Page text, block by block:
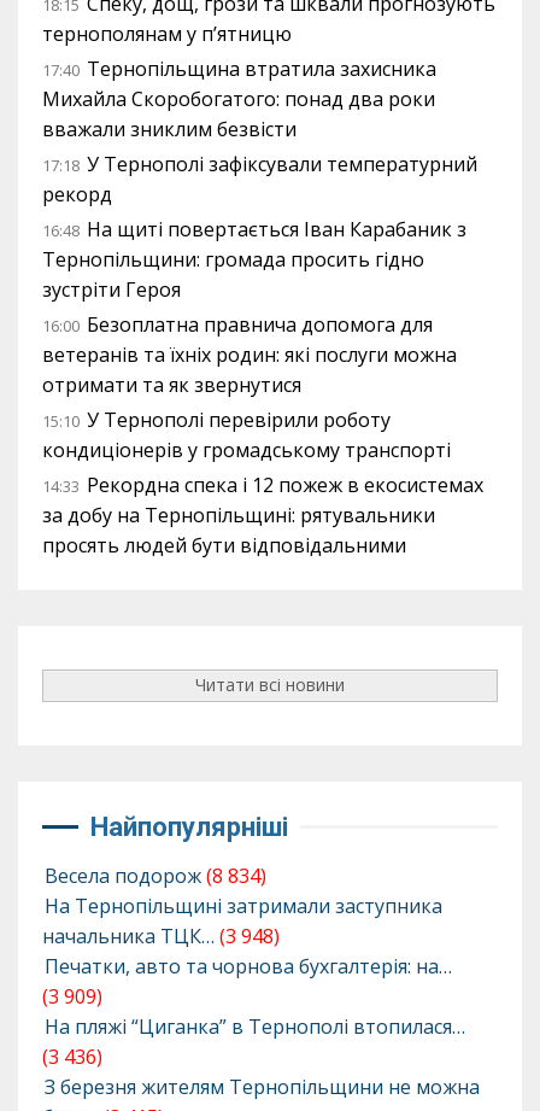
тернополянам у п’ятницю
17:40 Тернопільщина втратила захисника
Михайла Скоробогатого: понад два роки
вважали зниклим безвісти
17:18 У Тернополі зафіксували температурний
рекорд
16:48 На щиті повертається Іван Карабаник з
Тернопільщини: громада просить гідно
зустріти Героя
16:00 Безоплатна правнича допомога для
ветеранів та їхніх родин: які послуги можна
отримати та як звернутися
15:10 У Тернополі перевірили роботу
кондиціонерів у громадському транспорті
14:33 Рекордна спека і 12 пожеж в екосистемах
за добу на Тернопільщині: рятувальники
просять людей бути відповідальними
Читати всі новини
Найпопулярніші
Весела подорож(8 834)
На Тернопільщині затримали заступника
начальника ТЦК… (3 948)
Печатки, авто та чорнова бухгалтерія: на…
(3 909)
На пляжі “Циганка” в Тернополі втопилася…
(3 436)
З березня жителям Тернопільщини не можна